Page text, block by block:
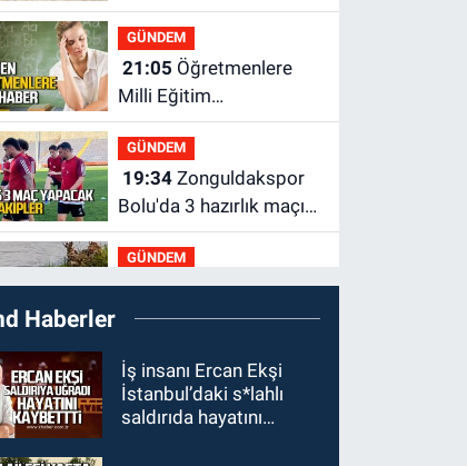
Tunçtürk’ü kutladı
GÜNDEM
21:05
Milli Eğitim
Bakanlığı'ndan kötü
haber
GÜNDEM
19:34Zonguldakspor
Bolu'da 3 hazırlık maçı
oynayacak... İşte
rakipler...
GÜNDEM
19:27Çaycuma
ırmağında görüldü:
yaşadı
GÜNDEM
19:12TMO kabuklu
fındık alım fiyatlarını
Haberler
İş insanı Ercan Ekşi
İstanbul’daki s*lahlı
saldırıda hayatını